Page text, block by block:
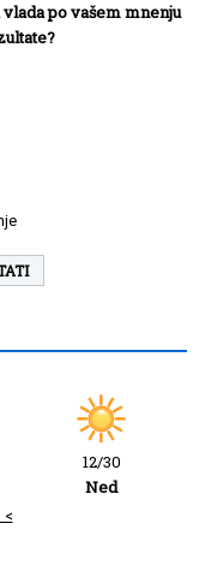
po vašem mnenju
12/30
Ned